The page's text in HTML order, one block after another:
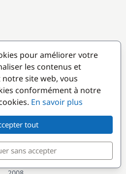
& Location de bateaux depuis
pour améliorer votre
les contenus et
site web, vous
conformément à notre
En savoir plus
tout
sans accepter